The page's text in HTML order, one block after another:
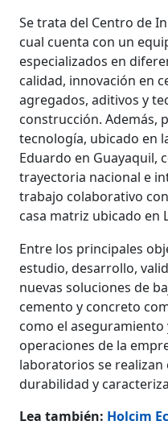
Se trata del Centro de
cual cuenta con un
especializados en
calidad, innovación en
agregados, aditivos y
construcción. Además,
tecnología, ubicado en
Eduardo en Guayaquil,
trayectoria nacional e
trabajo colaborativo
casa matriz ubicado en
Entre los principales
estudio, desarrollo,
nuevas soluciones de
cemento y concreto
como el
operaciones de la
laboratorios se realizan
durabilidad y
Lea también: Holcim